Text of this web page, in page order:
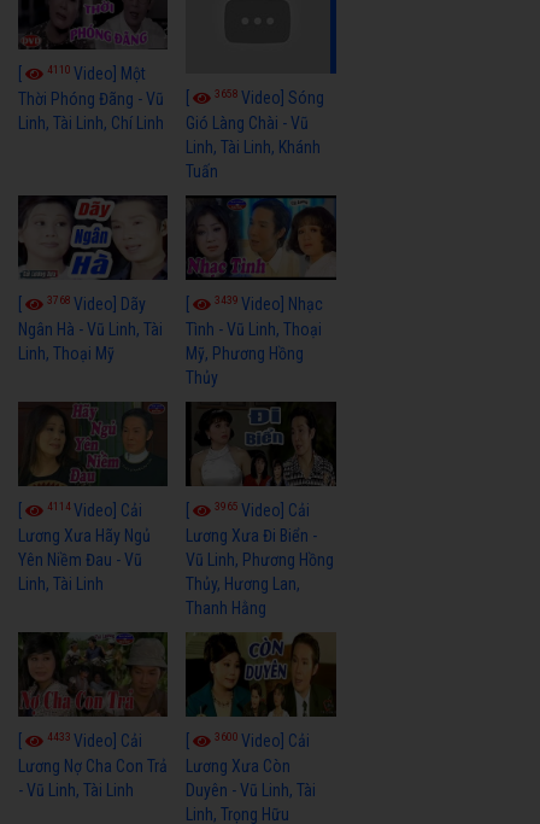
4110 Video] Một
Thời Phóng Đãng - Vũ
Linh, Tài Linh, Chí Linh
3658Video] Sóng
Gió Làng Chài - Vũ
Linh, Tài Linh, Khánh
Tuấn
3768 Video] Dãy
Ngân Hà - Vũ Linh, Tài
Linh, Thoại Mỹ
3439Video] Nhạc
Tình - Vũ Linh, Thoại
Mỹ, Phương Hồng
Thủy
4114Video] Cải
Lương Xưa Hãy Ngủ
Yên Niềm Đau - Vũ
Linh, Tài Linh
3965Video] Cải
Lương Xưa Đi Biển -
Vũ Linh, Phương Hồng
Thủy, Hương Lan,
Thanh Hằng
4433 Video] Cải
Lương Nợ Cha Con Trả
- Vũ Linh, Tài Linh
3600Video] Cải
Lương Xưa Còn
Duyên - Vũ Linh, Tài
Linh, Trọng Hữu